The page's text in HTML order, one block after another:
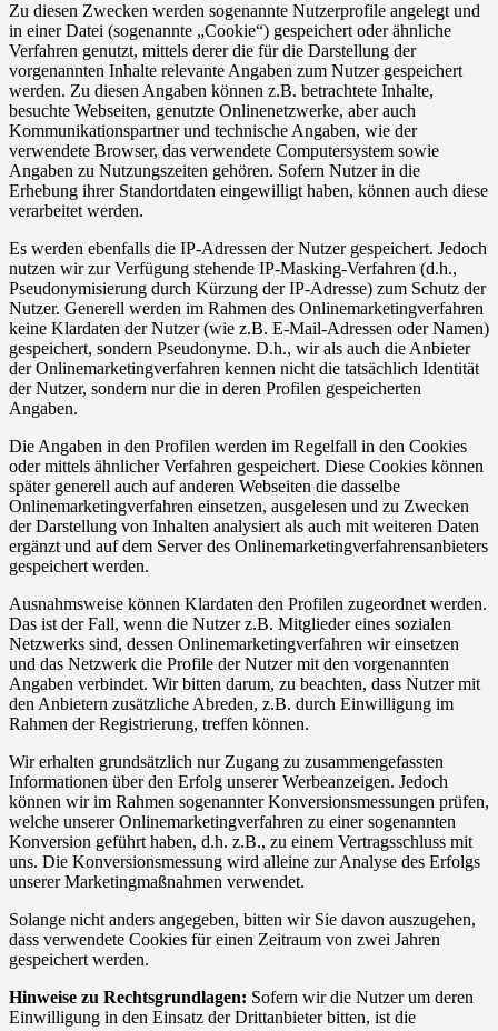
Zu diesen Zwecken werden sogenannte Nutzerprofile angelegt und
in einer Datei (sogenannte „Cookie“) gespeichert oder ähnliche
Verfahren genutzt, mittels derer die für die Darstellung der
vorgenannten Inhalte relevante Angaben zum Nutzer gespeichert
werden. Zu diesen Angaben können z.B. betrachtete Inhalte,
besuchte Webseiten, genutzte Onlinenetzwerke, aber auch
Kommunikationspartner und technische Angaben, wie der
verwendete Browser, das verwendete Computersystem sowie
Angaben zu Nutzungszeiten gehören. Sofern Nutzer in die
Erhebung ihrer Standortdaten eingewilligt haben, können auch diese
verarbeitet werden.
Es werden ebenfalls die IP-Adressen der Nutzer gespeichert. Jedoch
nutzen wir zur Verfügung stehende IP-Masking-Verfahren (d.h.,
Pseudonymisierung durch Kürzung der IP-Adresse) zum Schutz der
Nutzer. Generell werden im Rahmen des Onlinemarketingverfahren
keine Klardaten der Nutzer (wie z.B. E-Mail-Adressen oder Namen)
gespeichert, sondern Pseudonyme. D.h., wir als auch die Anbieter
der Onlinemarketingverfahren kennen nicht die tatsächlich Identität
der Nutzer, sondern nur die in deren Profilen gespeicherten
Angaben.
Die Angaben in den Profilen werden im Regelfall in den Cookies
oder mittels ähnlicher Verfahren gespeichert. Diese Cookies können
später generell auch auf anderen Webseiten die dasselbe
Onlinemarketingverfahren einsetzen, ausgelesen und zu Zwecken
der Darstellung von Inhalten analysiert als auch mit weiteren Daten
ergänzt und auf dem Server des Onlinemarketingverfahrensanbieters
gespeichert werden.
Ausnahmsweise können Klardaten den Profilen zugeordnet werden.
Das ist der Fall, wenn die Nutzer z.B. Mitglieder eines sozialen
Netzwerks sind, dessen Onlinemarketingverfahren wir einsetzen
und das Netzwerk die Profile der Nutzer mit den vorgenannten
Angaben verbindet. Wir bitten darum, zu beachten, dass Nutzer mit
den Anbietern zusätzliche Abreden, z.B. durch Einwilligung im
Rahmen der Registrierung, treffen können.
Wir erhalten grundsätzlich nur Zugang zu zusammengefassten
Informationen über den Erfolg unserer Werbeanzeigen. Jedoch
können wir im Rahmen sogenannter Konversionsmessungen prüfen,
welche unserer Onlinemarketingverfahren zu einer sogenannten
Konversion geführt haben, d.h. z.B., zu einem Vertragsschluss mit
uns. Die Konversionsmessung wird alleine zur Analyse des Erfolgs
unserer Marketingmaßnahmen verwendet.
Solange nicht anders angegeben, bitten wir Sie davon auszugehen,
dass verwendete Cookies für einen Zeitraum von zwei Jahren
gespeichert werden.
Hinweise zu Rechtsgrundlagen: Sofern wir die Nutzer um deren
Einwilligung in den Einsatz der Drittanbieter bitten, ist die